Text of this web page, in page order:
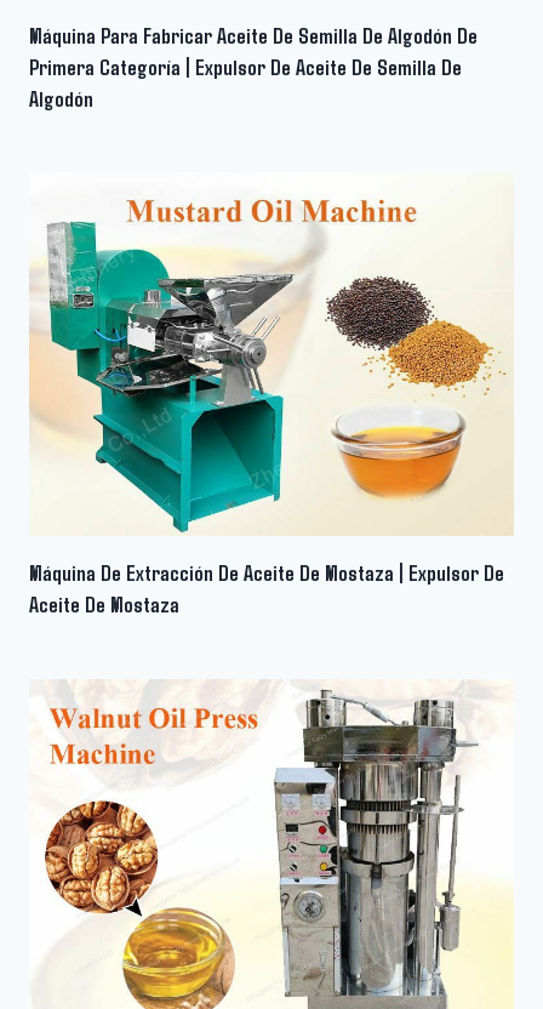
Máquina Para Fabricar Aceite De Semilla De Algodón De
Primera Categoría | Expulsor De Aceite De Semilla De
Algodón
Máquina De Extracción De Aceite De Mostaza | Expulsor De
Aceite De Mostaza